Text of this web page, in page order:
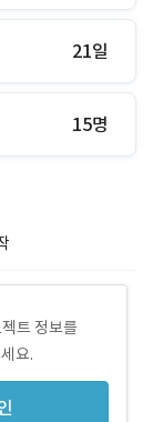
21일
15명
트 정보를
요.